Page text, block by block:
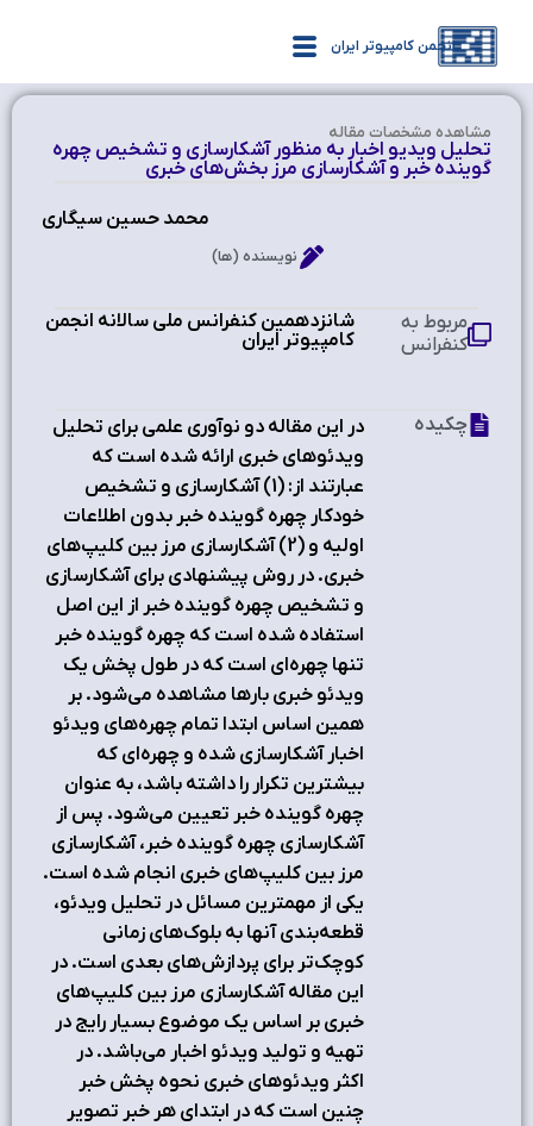
انجمن کامپیوتر ایران
مشاهده‌ مشخصات مقاله
تحلیل ویدیو اخبار به منظور آشکارسازی و تشخیص چهره
گوینده خبر و آشکارسازی مرز بخش‌های خبری
محمد حسین سیگاری
نویسنده (ها)
شانزدهمین کنفرانس ملی سالانه انجمن
کامپیوتر ایران ‫
مربوط به
کنفرانس
در این مقاله دو نوآوری علمی برای تحلیل
ویدئوهای خبری ارائه شده است که
عبارتند از: (1) آشکارسازی و تشخیص
خودکار چهره گوینده خبر بدون اطلاعات
اولیه و (2) آشکارسازی مرز بین کلیپ‌های
خبری. در روش پیشنهادی برای آشکارسازی
و تشخیص چهره گوینده خبر از این اصل
استفاده شده است که چهره گوینده خبر
تنها چهره‌ای است که در طول پخش یک
ویدئو خبری بارها مشاهده می‌شود. بر
همین اساس ابتدا تمام چهره‌های ویدئو
اخبار آشکارسازی شده و چهره‌ای که
بیشترین تکرار را داشته باشد، به عنوان
چهره گوینده خبر تعیین می‌شود. پس از
آشکارسازی چهره گوینده خبر، آشکارسازی
مرز بین کلیپ‌های خبری انجام شده است.
یکی از مهمترین مسائل در تحلیل ویدئو،
قطعه‌بندی آنها به بلوک‌های زمانی
کوچک‌تر برای پردازش‌های بعدی است. در
اين مقاله آشکارسازی مرز بین کلیپ‌های
خبری بر اساس یک موضوع بسیار رایج در
تهیه و تولید ویدئو اخبار می‌باشد. در
اکثر ویدئوهای خبری نحوه پخش خبر
چنین است که در ابتدای هر خبر تصویر
چکیده